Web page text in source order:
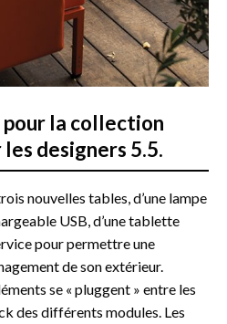
pour la collection
designers 5.5.
nouvelles tables, d’une lampe
USB, d’une tablette
pour permettre une
de son extérieur.
se « pluggent » entre les
des différents modules. Les